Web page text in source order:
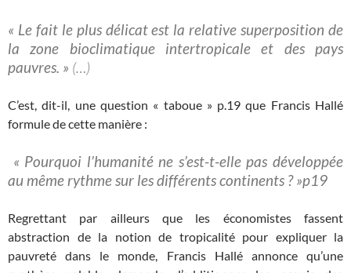
« Le fait le plus délicat est la relative superposition de
la zone bioclimatique intertropicale et des pays
pauvres. » (…)
C’est, dit-il, une question « taboue » p.19 que Francis Hallé
formule de cette manière :
« Pourquoi l’humanité ne s’est-t-elle pas développée
au même rythme sur les différents continents ? »p19
Regrettant par ailleurs que les économistes fassent
abstraction de la notion de tropicalité pour expliquer la
pauvreté dans le monde, Francis Hallé annonce qu’une